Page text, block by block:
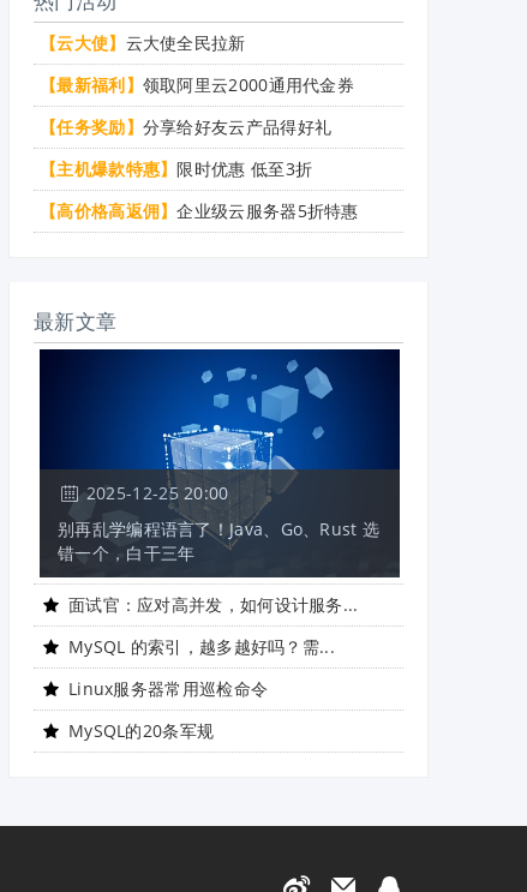
【云大使】 云大使全民拉新
【最新福利】 领取阿里云2000通用代金券
【任务奖励】 分享给好友云产品得好礼
【主机爆款特惠】限时优惠 低至3折
【高价格高返佣】企业级云服务器5折特惠
最新文章
2025-12-25 20:00
别再乱学编程语言了！Java、Go、Rust 选
错一个，白干三年
面试官：应对高并发，如何设计服务...
MySQL 的索引，越多越好吗？需...
Linux服务器常用巡检命令
MySQL的20条军规